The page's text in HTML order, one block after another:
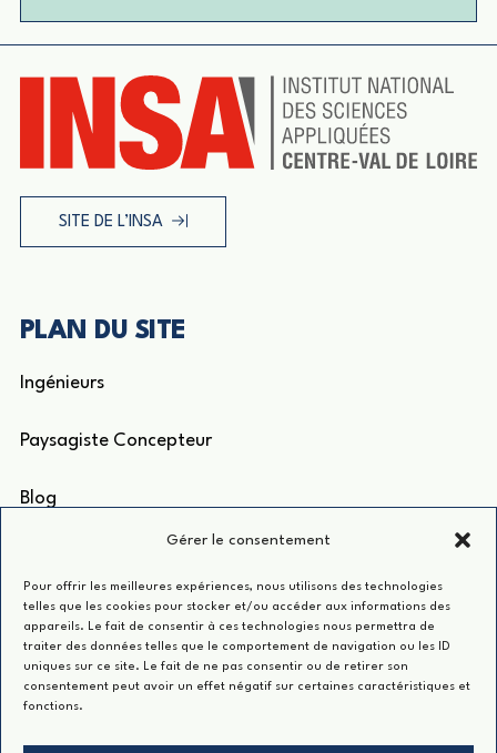
Gérer le consentement
Pour offrir les meilleures expériences, nous utilisons des technologies
telles que les cookies pour stocker et/ou accéder aux informations des
appareils. Le fait de consentir à ces technologies nous permettra de
traiter des données telles que le comportement de navigation ou les ID
uniques sur ce site. Le fait de ne pas consentir ou de retirer son
consentement peut avoir un effet négatif sur certaines caractéristiques et
fonctions.
SITE DE L’INSA
PLAN DU SITE
Ingénieurs
Paysagiste Concepteur
Blog
ACCÈS RAPIDE
Groupe INSA
Charte d’utilisation du blog